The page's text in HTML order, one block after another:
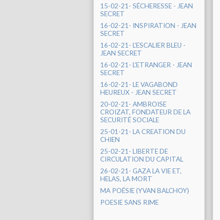
15-02-21- SÉCHERESSE - JEAN
SECRET
16-02-21- INSPIRATION - JEAN
SECRET
16-02-21- L'ESCALIER BLEU -
JEAN SECRET
16-02-21- L'ETRANGER - JEAN
SECRET
16-02-21- LE VAGABOND
HEUREUX - JEAN SECRET
20-02-21- AMBROISE
CROIZAT, FONDATEUR DE LA
SECURITÉ SOCIALE
25-01-21- LA CREATION DU
CHIEN
25-02-21- LIBERTE DE
CIRCULATION DU CAPITAL
26-02-21- GAZA LA VIE ET,
HELAS, LA MORT
MA POÉSIE (YVAN BALCHOY)
POESIE SANS RIME